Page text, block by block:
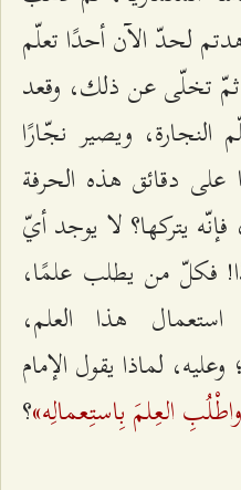
لحدّ الآن أحدًا تعلّم
ثمّ تخلّى عن ذلك، وقعد
النجارة، ويصير نجّارًا
على دقائق هذه الحرفة
فإنّه يتركها؟ لا يوجد أيّ
فكلّ من يطلب علمًا،
هذا العلم،
لماذا يقول الإمام
العِلمَ بِاستِعمالِه»؟